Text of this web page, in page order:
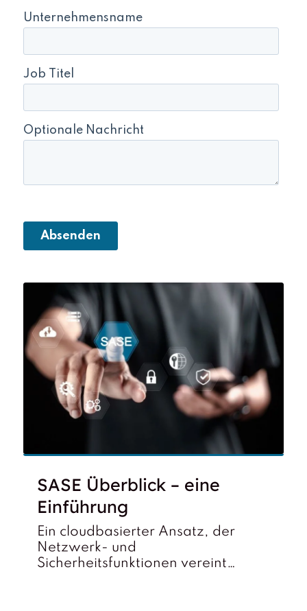
SASE Überblick – eine
Einführung
Ein cloudbasierter Ansatz, der
Netzwerk- und
Sicherheitsfunktionen vereint…